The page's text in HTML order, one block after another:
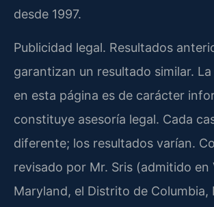
desde 1997.
Publicidad legal. Resultados
garantizan un resultado similar.
en esta página es de carácter
constituye asesoría legal. Cada
diferente; los resultados varían.
revisado por Mr. Sris (admitido en
Maryland, el Distrito de Columbia,